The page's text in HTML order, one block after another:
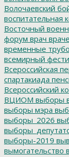
Волочаевский
воспитательная
Восточный
форум врач
временные
всемирный
Всероссийская
спартакиада
Всероссийский
ВЦИОМ выборы
выборы мэра
выборы_2026
выборы-2019
вымогательство